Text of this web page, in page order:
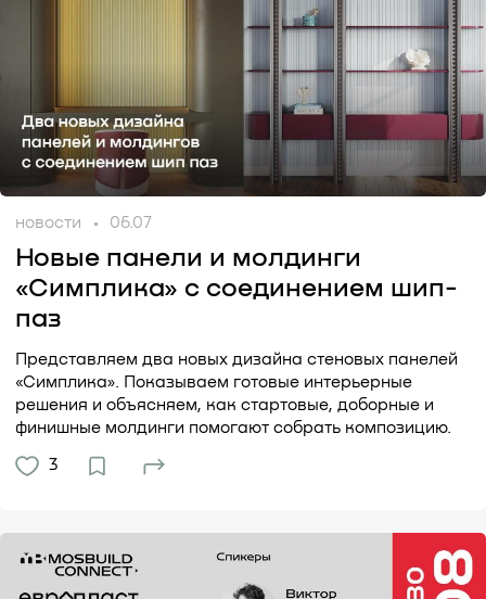
новости 06.07
Новые панели и молдинги
«Симплика» с соединением шип-
паз
Представляем два новых дизайна стеновых панелей
«Симплика». Показываем готовые интерьерные
решения и объясняем, как стартовые, доборные и
финишные молдинги помогают собрать композицию.
3